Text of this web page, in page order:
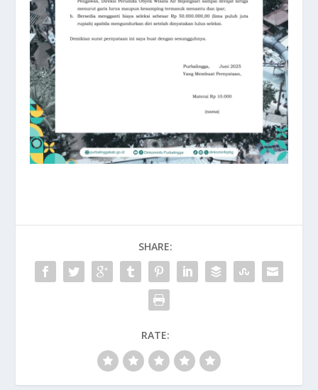
SHARE:
RATE: